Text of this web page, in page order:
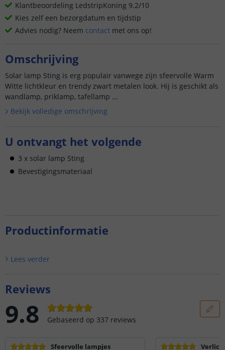
Klantbeoordeling LedstripKoning 9.2/10
Kies zelf een bezorgdatum en tijdstip
Advies nodig? Neem contact met ons op!
Omschrijving
Solar lamp Sting is erg populair vanwege zijn sfeervolle Warm
Witte lichtkleur en trendy zwart metalen look. Hij is geschikt als
wandlamp, priklamp, tafellamp ...
Bekijk volledige omschrijving
U ontvangt het volgende
3 x solar lamp Sting
Bevestigingsmateriaal
Productinformatie
Lees verder
Reviews
9.8 Gebaseerd op 337 reviews
Sfeervolle lampjes